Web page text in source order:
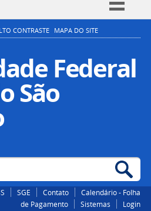
Simplifique!
Participe
Acesso à informação
Legislação
CONTRASTE MAPA DO SITE
Federal
São
SGE Contato
Calendário - Folha
de Pagamento
Sistemas Login